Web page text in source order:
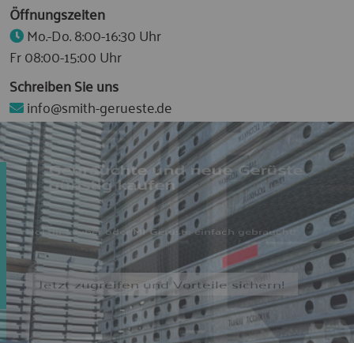
Öffnungszeiten
Mo.-Do. 8:00-16:30 Uhr
Fr 08:00-15:00 Uhr
Schreiben Sie uns
info@smith-gerueste.de
SMITH GERÜSTHANDEL
Hier findest du ein umfangreiches Sortiment an neuen
und gebrauchten Gerüsten. Wir sind Gerüst Profis, beraten
fachkundig und liefern europaweit! Wir arbeiten schnell,
verlässlich, transparent und partnerschaftlich. Klingt gut?